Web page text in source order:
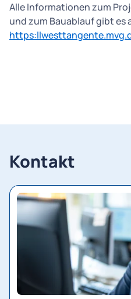
Alle Informationen zum
und zum Bauablauf gibt es
Kontakt